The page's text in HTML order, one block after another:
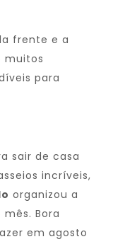
frente e a
muitos
para
sair de casa
incríveis,
organizou a
Bora
em agosto